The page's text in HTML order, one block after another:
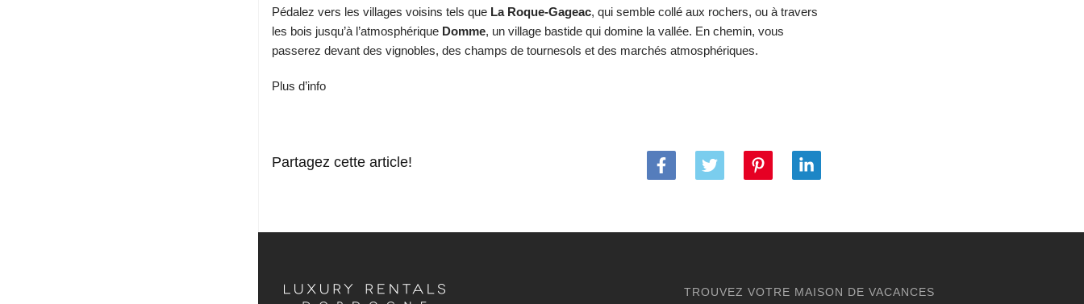
Pédalez vers les villages voisins tels que La Roque-Gageac, qui semble collé aux rochers, ou à travers
les bois jusqu’à l’atmosphérique Domme, un village bastide qui domine la vallée. En chemin, vous
passerez devant des vignobles, des champs de tournesols et des marchés atmosphériques.
Plus d’info
Partagez cette article!
TROUVEZ VOTRE MAISON DE VACANCES